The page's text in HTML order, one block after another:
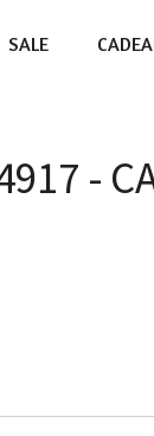
SALE
-